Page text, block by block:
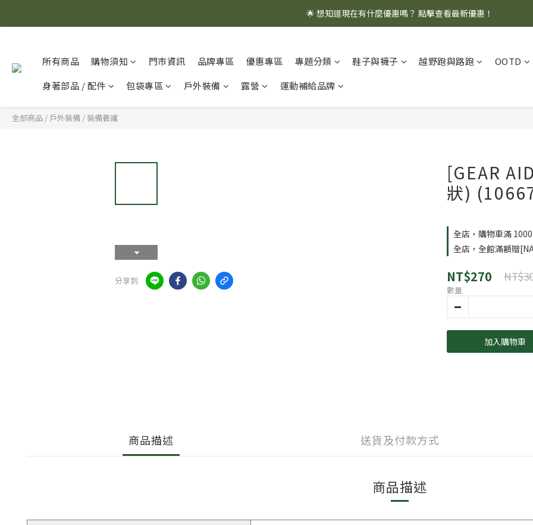
🌟 想知道現在有什麼優惠嗎？ 點擊查看最新優惠！
🌟 想知道現在有什麼優惠嗎？ 點擊查看最新優惠！
🌟 想知道現在有什麼優惠嗎？ 點擊查看最新優惠！
所有商品 購物須知 門市資訊 品牌專區 優惠專區 專題分類 鞋子與襪子 越野跑與路跑 OOTD
身著部品 / 配件
包袋專區 戶外裝備 露營 運動補給品牌
全部商品 / 戶外裝備 / 裝備養護
分享到
[GEAR
狀)
全店，購物車滿
全店，全館滿額贈
NT$270
數量
加入購物車
商品描述 送貨及付款方式
商品描述